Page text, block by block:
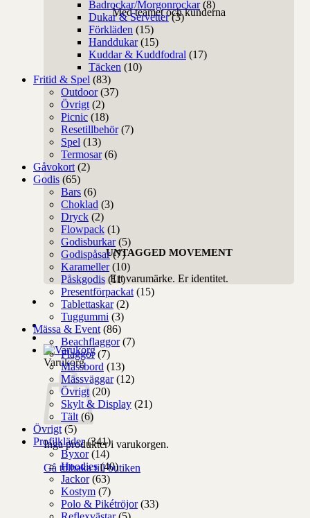
Med teamet och kunderna
UNTAGGED MOVEMENT
Ert varumärke. Er identitet.
Varukorg
Inga produkter i varukorgen.
Gå tillbaka till butiken
Badrockar/Morgonrockar (8)
Dukar & Servetter (3)
Förkläden (15)
Handdukar (15)
Kuddar & Kuddfodral (17)
Täcken (10)
Fritid & Spel (83)
Outdoor (37)
Övrigt (2)
Picnic (18)
Resetillbehör (7)
Spel (13)
Termosar (6)
Gåvokort (2)
Godis (65)
Bars (6)
Choklad (3)
Dryck (2)
Flowpack (1)
Godisburkar (5)
Godispåsar (7)
Karameller (10)
Påskgodis (11)
Presentförpackat (15)
Tablettaskar (2)
Tuggummi (3)
Mässa & Event (86)
Beachflaggor (7)
Flaggor (7)
Mässbord (13)
Mässväggar (12)
Övrigt (20)
Skylt & Display (21)
Tält (6)
Övrigt (5)
Profilkläder (341)
Byxor (14)
Hoodies (40)
Jackor (63)
Kostym (7)
Polo & Pikétröjor (33)